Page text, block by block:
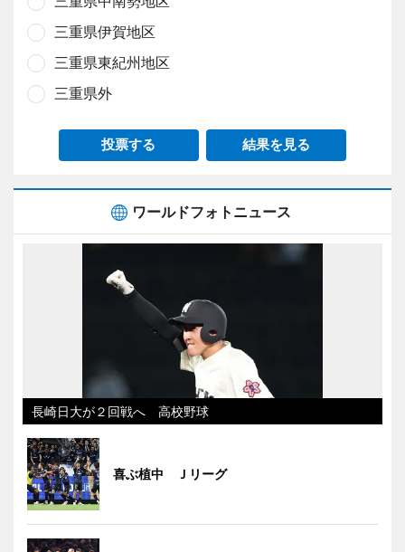
三重県伊賀地区
三重県東紀州地区
三重県外
投票する 結果を見る
ワールドフォトニュース
長崎日大が２回戦へ 高校野球
喜ぶ植中 Ｊリーグ